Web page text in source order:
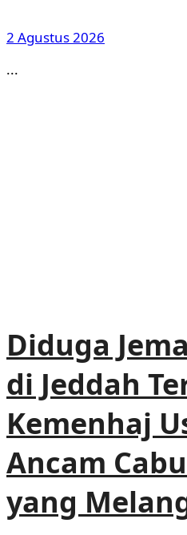
2 Agustus 2026
...
Diduga
di Jeddah
Kemenhaj
Ancam
yang